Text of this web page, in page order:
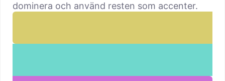
dominera och använd resten som accenter.